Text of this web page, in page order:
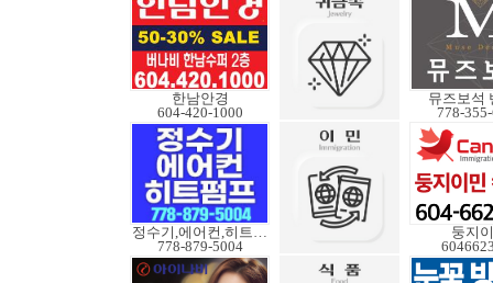
한남안경
604-420-1000
뮤즈보석
778-
정수기,에어컨,히트펌프
778-879-5004
둥지